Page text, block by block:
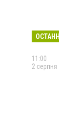
11:00
2 серпня